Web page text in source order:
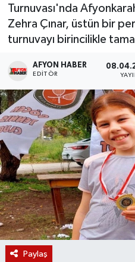
Turnuvası'nda
Zehra Çınar, üstün bir
turnuvayı birincilikle
AFYON HABER
EDITÖR
Paylaş
Sivil Toplum
Ekonomi
Magazin
Etkinlikler